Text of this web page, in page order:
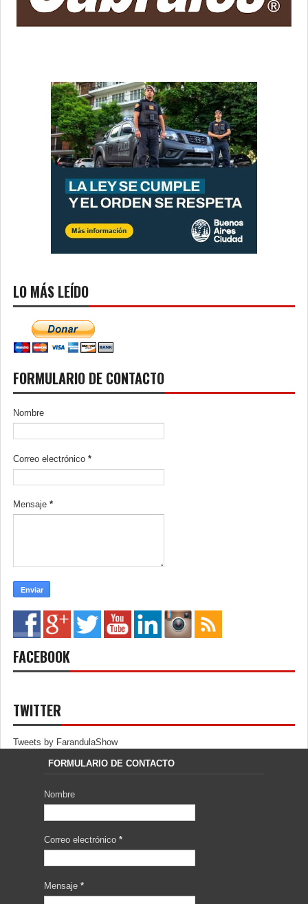
LO MÁS LEÍDO
FORMULARIO DE CONTACTO
Nombre
Correo electrónico *
Mensaje *
FACEBOOK
TWITTER
Tweets by FarandulaShow
FORMULARIO DE CONTACTO
Nombre
Correo electrónico *
Mensaje *